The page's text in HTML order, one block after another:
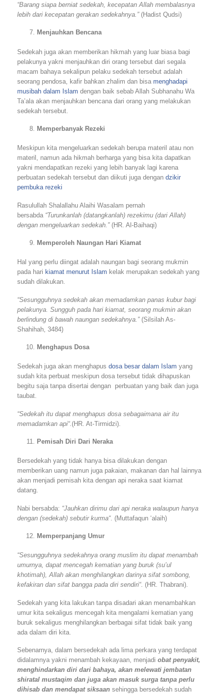
“Barang siapa berniat sedekah, kecepatan Allah membalasnya
lebih dari kecepatan gerakan sedekahnya.”(Hadist Qudsi)
Menjauhkan Bencana
Sedekah juga akan memberikan hikmah yang luar biasa bagi
pelakunya yakni menjauhkan diri orang tersebut dari segala
macam bahaya sekalipun pelaku sedekah tersebut adalah
seorang pendosa, kafir bahkan zhalim dan bisa menghadapi
musibah dalam Islam dengan baik sebab Allah Subhanahu Wa
Ta’ala akan menjauhkan bencana dari orang yang melakukan
sedekah tersebut.
Memperbanyak Rezeki
Meskipun kita mengeluarkan sedekah berupa materil atau non
materil, namun ada hikmah berharga yang bisa kita dapatkan
yakni mendapatkan rezeki yang lebih banyak lagi karena
perbuatan sedekah tersebut dan diikuti juga dengan dzikir
pembuka rezeki
Rasulullah Shalallahu Alaihi Wasalam pernah
bersabda “Turunkanlah (datangkanlah) rezekimu (dari Allah)
dengan mengeluarkan sedekah.”(HR. Al-Baihaqi)
Memperoleh Naungan Hari Kiamat
Hal yang perlu diingat adalah naungan bagi seorang mukmin
pada hari kiamat menurut Islam kelak merupakan sedekah yang
sudah dilakukan.
“Sesungguhnya sedekah akan memadamkan panas kubur bagi
pelakunya. Sungguh pada hari kiamat, seorang mukmin akan
berlindung di bawah naungan sedekahnya.”(Silsilah As-
Shahihah, 3484)
Menghapus Dosa
Sedekah juga akan menghapus dosa besar dalam Islam yang
sudah kita perbuat meskipun dosa tersebut tidak dihapuskan
begitu saja tanpa disertai dengan perbuatan yang baik dan juga
taubat.
“Sedekah itu dapat menghapus dosa sebagaimana air itu
memadamkan api“.(HR. At-Tirmidzi).
Pemisah Diri Dari Neraka
Bersedekah yang tidak hanya bisa dilakukan dengan
memberikan uang namun juga pakaian, makanan dan hal lainnya
akan menjadi pemisah kita dengan api neraka saat kiamat
datang.
Nabi bersabda: “Jauhkan dirimu dari api neraka walaupun hanya
dengan (sedekah) sebutir kurma“. (Muttafaqun ‘alaih)
Memperpanjang Umur
“Sesungguhnya sedekahnya orang muslim itu dapat menambah
umurnya, dapat mencegah kematian yang buruk (su’ul
khotimah), Allah akan menghilangkan darinya sifat sombong,
kefakiran dan sifat bangga pada diri sendiri“. (HR. Thabrani).
Sedekah yang kita lakukan tanpa disadari akan menambahkan
umur kita sekaligus mencegah kita mengalami kematian yang
buruk sekaligus menghilangkan berbagai sifat tidak baik yang
ada dalam diri kita.
Sebenarnya, dalam bersedekah ada lima perkara yang terdapat
didalamnya yakni menambah kekayaan, menjadi obat penyakit,
menghindarkan diri dari bahaya, akan melewati jembatan
shiratal mustaqim dan juga akan masuk surga tanpa perlu
dihisab dan mendapat siksaan sehingga bersedekah sudah